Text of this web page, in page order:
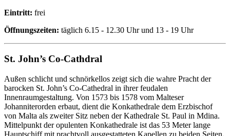
Eintritt: frei
Öffnungszeiten: täglich 6.15 - 12.30 Uhr und 13 - 19 Uhr
St. John’s Co-Cathdral
Außen schlicht und schnörkellos zeigt sich die wahre Pracht der
barocken St. John’s Co-Cathedral in ihrer feudalen
Innenraumgestaltung. Von 1573 bis 1578 vom Malteser
Johanniterorden erbaut, dient die Konkathedrale dem Erzbischof
von Malta als zweiter Sitz neben der Kathedrale St. Paul in Mdina.
Mittelpunkt der opulenten Konkathedrale ist das 53 Meter lange